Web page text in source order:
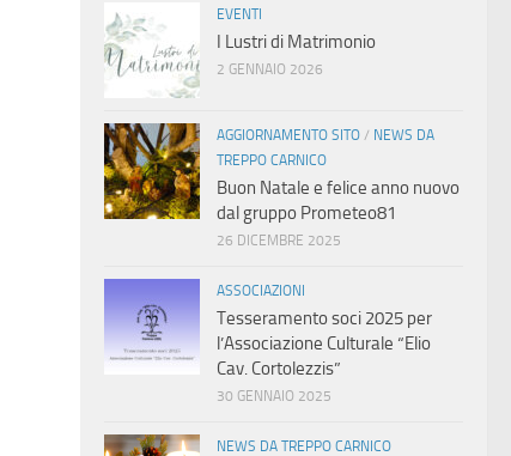
EVENTI
I Lustri di Matrimonio
2 GENNAIO 2026
AGGIORNAMENTO SITO / NEWS DA
TREPPO CARNICO
Buon Natale e felice anno nuovo
dal gruppo Prometeo81
26 DICEMBRE 2025
ASSOCIAZIONI
Tesseramento soci 2025 per
l’Associazione Culturale “Elio
Cav. Cortolezzis”
30 GENNAIO 2025
NEWS DA TREPPO CARNICO